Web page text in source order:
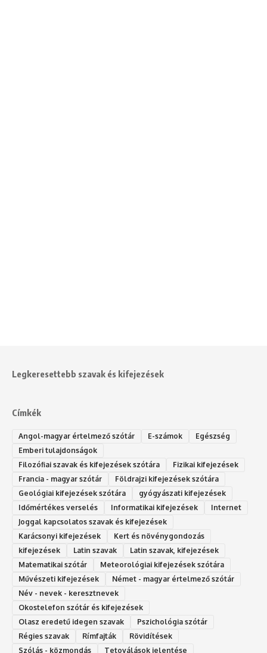
Legkeresettebb szavak és kifejezések
Címkék
Angol-magyar értelmező szótár E-számok
Egészség
Emberi tulajdonságok
Filozófiai szavak és kifejezések szótára
Fizikai kifejezések
Francia - magyar szótár
Földrajzi kifejezések szótára
Geológiai kifejezések szótára
gyógyászati kifejezések
Időmértékes verselés
Informatikai kifejezések
Internet
Joggal kapcsolatos szavak és kifejezések
Karácsonyi kifejezések
Kert és növénygondozás
kifejezések
Latin szavak
Latin szavak, kifejezések
Matematikai szótár
Meteorológiai kifejezések szótára
Művészeti kifejezések
Német - magyar értelmező szótár
Név - nevek - keresztnevek
Okostelefon szótár és kifejezések
Olasz eredetű idegen szavak
Ps‮gólohciz‬ia s‮átóz‬r
Régies szavak
Rímfajták
Rövidítések
Szólás - közmondás
Tetoválások jelentése